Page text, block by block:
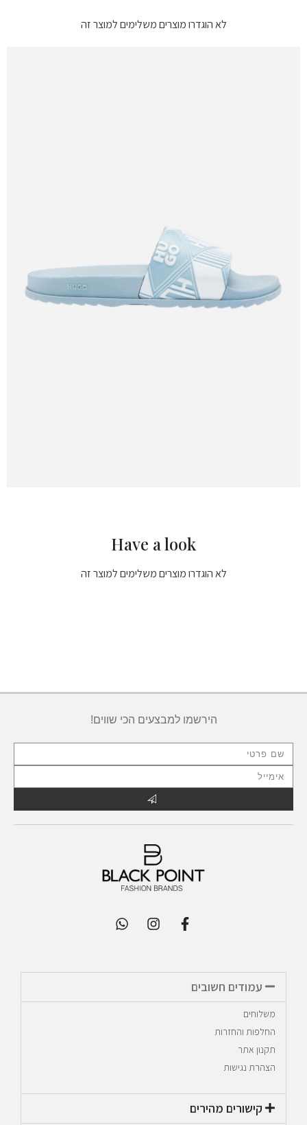
לא הוגדרו מוצרים משלימים למוצר זה
Have a look
לא הוגדרו מוצרים משלימים למוצר זה
הירשמו למבצעים הכי שווים!
עמודים חשובים
משלוחים
החלפות והחזרות
תקנון אתר
הצהרת נגישות
קישורים מהירים​